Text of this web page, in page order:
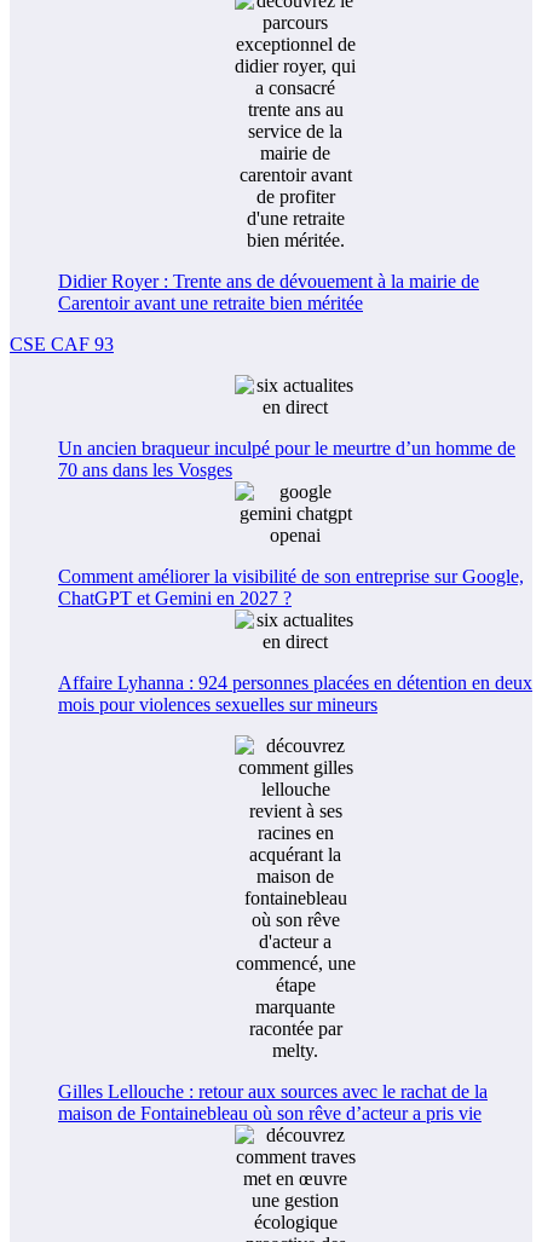
Didier Royer : Trente ans de dévouement à la mairie de
Carentoir avant une retraite bien méritée
CSE CAF 93
Un ancien braqueur inculpé pour le meurtre d’un homme de
70 ans dans les Vosges
Comment améliorer la visibilité de son entreprise sur Google,
ChatGPT et Gemini en 2027 ?
Affaire Lyhanna : 924 personnes placées en détention en deux
mois pour violences sexuelles sur mineurs
Gilles Lellouche : retour aux sources avec le rachat de la
maison de Fontainebleau où son rêve d’acteur a pris vie